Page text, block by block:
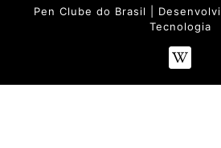
Pen Clube do Brasil |
Tecnologia